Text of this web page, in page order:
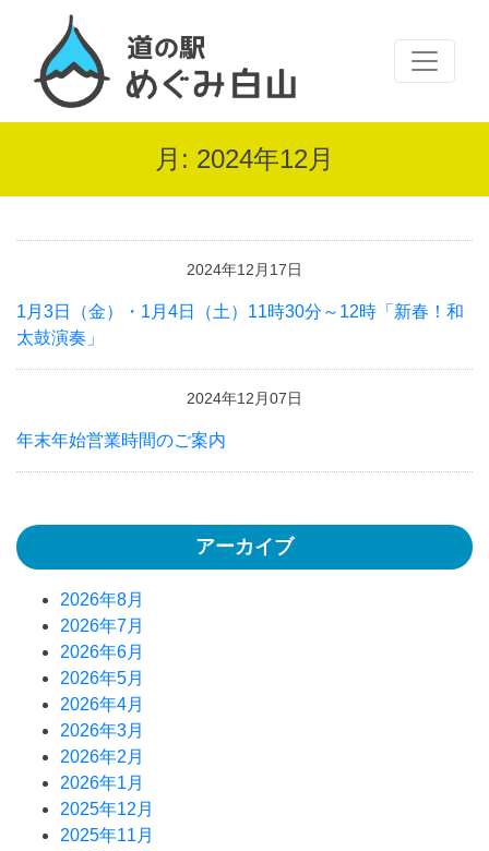
月: 2024年12月
2024年12月17日
1月3日（金）・1月4日（土）11時30分～12時「新春！和
太鼓演奏」
2024年12月07日
年末年始営業時間のご案内
アーカイブ
2026年8月
2026年7月
2026年6月
2026年5月
2026年4月
2026年3月
2026年2月
2026年1月
2025年12月
2025年11月